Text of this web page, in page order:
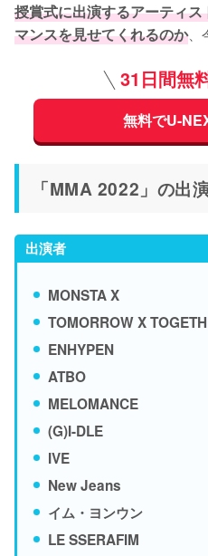
授賞式に出演するアーティ
マンスを見せてくれるのか、
31日間無
無料でU-
「MMA 2022」の出
出演者
MONSTA X
TOMORROW X
ENHYPEN
ATBO
MELOMANCE
(G)I-DLE
IVE
New Jeans
イム・ヨンウン
LE SSERAFIM